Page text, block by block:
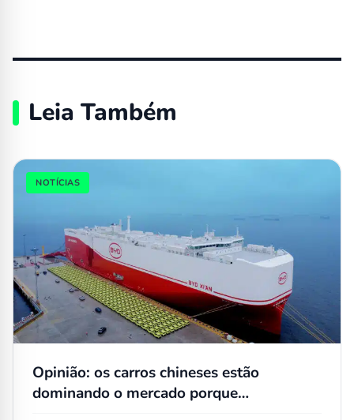
Leia Também
NOTÍCIAS
Opinião: os carros chineses estão
dominando o mercado porque